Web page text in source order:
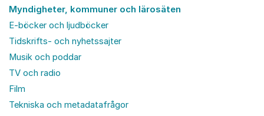
Myndigheter, kommuner och lärosäten
E-böcker och ljudböcker
Tidskrifts- och nyhetssajter
Musik och poddar
TV och radio
Film
Tekniska och metadatafrågor